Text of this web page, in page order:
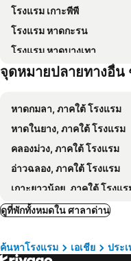
The Wings Boutique Hotels Krabi Ko
Non Du Lay Guesthouse
Hula Hula House
Chom Dao Resort
Lazy Days Bungalows
ลันตา จัสท์ คัม
ลันตา สวีท แมนชั่น
Laanta House
Andaman Sunflower
Lanta Green Garden Hotel
Neverland Beach Village
โรงแรม เกาะพีพี
โรงแรม หาดกะรน
โรงแรม หาดบางเทา
จุดหมายปลายทางอื่น
หาดกมลา, ภาคใต้ โรงแรม
หาดในยาง, ภาคใต้ โรงแรม
คลองม่วง, ภาคใต้ โรงแรม
อ่าวฉลอง, ภาคใต้ โรงแรม
เกาะยาวน้อย, ภาคใต้ โรงแร
เกาะกระดาน, ภาคใต้ โรงแรม
หาดในทอน, ภาคใต้ โรงแรม
ดูที่พักทั้งหมดใน ศาลาด่าน
ค้นหาโรงแรม เอเชีย ประ